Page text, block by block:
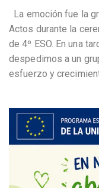
La emoción fue la
Actos durante la
de 4º ESO. En una
despedimos a un
esfuerzo y